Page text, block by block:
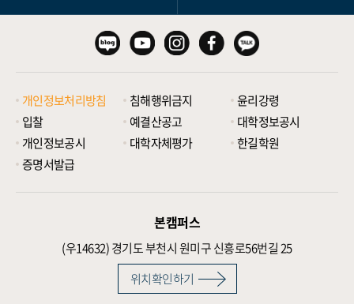
개인정보처리방침 침해행위금지
윤리강령
입찰
예결산공고
대학정보공시
개인정보공시
대학자체평가
한길학원
증명서발급
본캠퍼스
(우14632)경기도 부천시 원미구 신흥로56번길 25
위치확인하기